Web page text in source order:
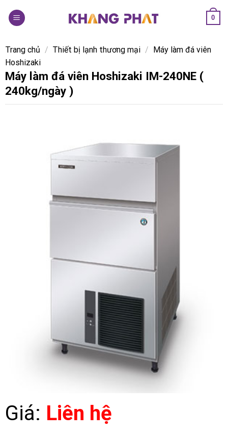
0
Trang chủ / Thiết bị lạnh thương mại / Máy làm đá viên
Hoshizaki
Máy làm đá viên Hoshizaki IM-240NE (
240kg/ngày )
Giá: Liên hệ